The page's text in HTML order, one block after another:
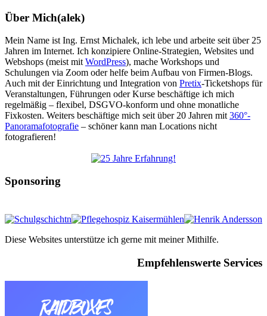
Über Mich(alek)
Mein Name ist Ing. Ernst Michalek, ich lebe und arbeite seit über 25
Jahren im Internet. Ich konzipiere Online-Strategien, Websites und
Webshops (meist mitWordPress), mache Workshops und
Schulungen via Zoom oder helfe beim Aufbau von Firmen-Blogs.
Auch mit der Einrichtung und Integration von Pretix-Ticketshops für
Veranstaltungen, Führungen oder Kurse beschäftige ich mich
regelmäßig – flexibel, DSGVO-konform und ohne monatliche
Fixkosten. Weiters beschäftige mich seit über 20 Jahren mit360°-
Panoramafotografie – schöner kann man Locations nicht
fotografieren!
Sponsoring
Diese Websites unterstütze ich gerne mit meiner Mithilfe.
Empfehlenswerte Services